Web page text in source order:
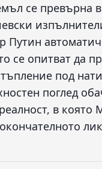
се превърна
Путин
се опитват да
под
поглед
в която